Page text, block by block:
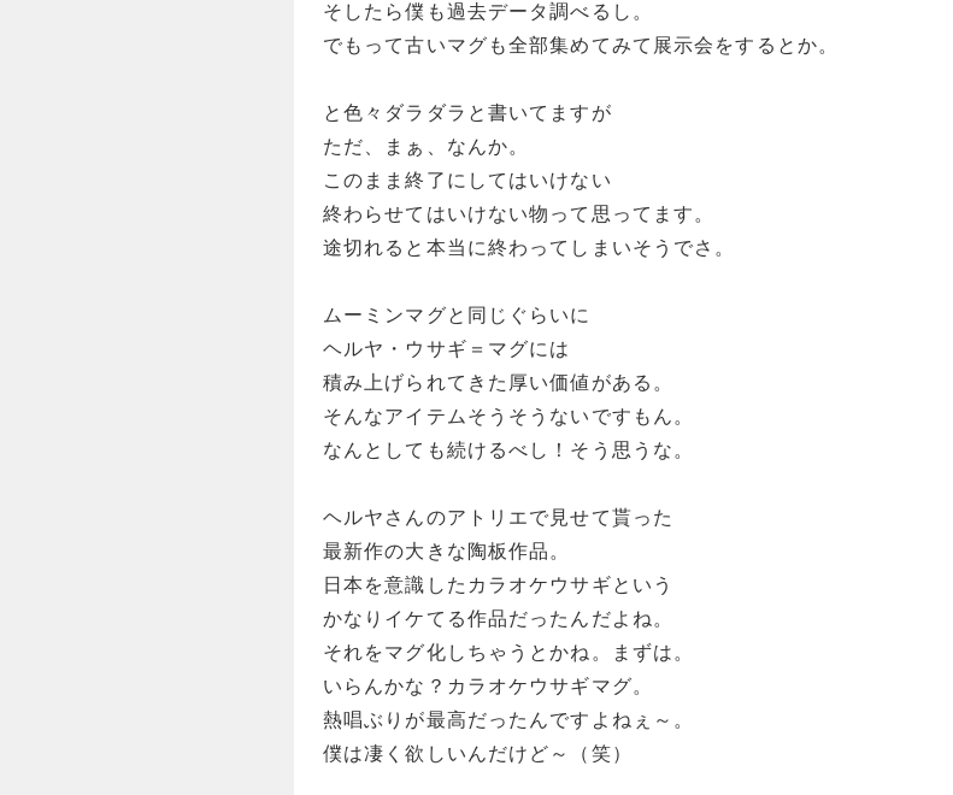
そしたら僕も過去データ調べるし。
でもって古いマグも全部集めてみて展示会をするとか。
と色々ダラダラと書いてますが
ただ、まぁ、なんか。
このまま終了にしてはいけない
終わらせてはいけない物って思ってます。
途切れると本当に終わってしまいそうでさ。
ムーミンマグと同じぐらいに
ヘルヤ・ウサギ＝マグには
積み上げられてきた厚い価値がある。
そんなアイテムそうそうないですもん。
なんとしても続けるべし！そう思うな。
ヘルヤさんのアトリエで見せて貰った
最新作の大きな陶板作品。
日本を意識したカラオケウサギという
かなりイケてる作品だったんだよね。
それをマグ化しちゃうとかね。まずは。
いらんかな？カラオケウサギマグ。
熱唱ぶりが最高だったんですよねぇ～。
僕は凄く欲しいんだけど～（笑）